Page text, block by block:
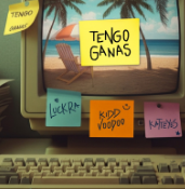
La Muela y Sus